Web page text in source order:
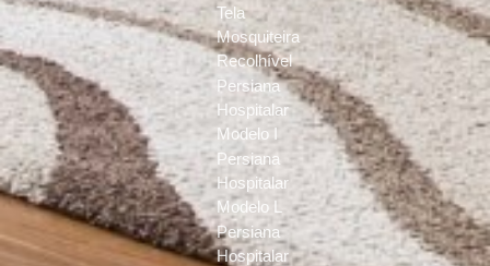
Tela
Mosquiteira
Recolhível
Persiana
Hospitalar
Modelo I
Persiana
Hospitalar
Modelo L
Persiana
Hospitalar